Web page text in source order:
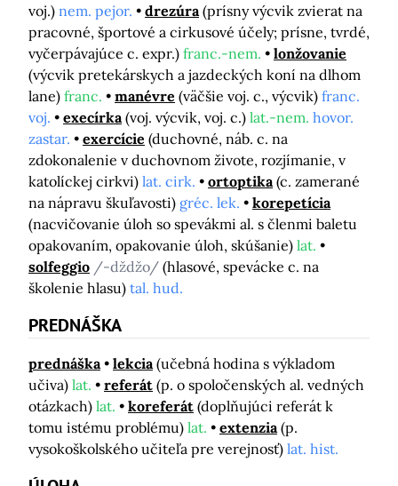
voj.) nem. pejor. drezúra (prísny výcvik zvierat na
pracovné, športové a cirkusové účely; prísne, tvrdé,
vyčerpávajúce c. expr.) franc.-nem.
lonžovanie
(výcvik pretekárskych a jazdeckých koní na dlhom
lane) franc. manévre (väčšie voj. c., výcvik) franc.
voj.
execírka (voj. výcvik, voj. c.) lat.-nem. hovor.
zastar.
exercície (duchovné, náb. c. na
zdokonalenie v duchovnom živote, rozjímanie, v
katolíckej cirkvi) lat. cirk. ortoptika (c. zamerané
na nápravu škuľavosti) gréc. lek.
korepetícia
(nacvičovanie úloh so spevákmi al. s členmi baletu
opakovaním, opakovanie úloh, skúšanie) lat.
solfeggio /-dždžo/ (hlasové, spevácke c. na
školenie hlasu) tal. hud.
PREDNÁŠKA
prednáška lekcia (učebná hodina s výkladom
učiva) lat. referát (p. o spoločenských al. vedných
otázkach) lat. koreferát (doplňujúci referát k
tomu istému problému) lat. extenzia (p.
vysokoškolského učiteľa pre verejnosť) lat. hist.